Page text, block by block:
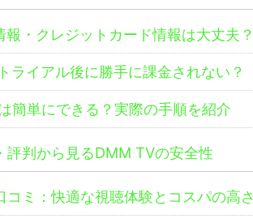
報・クレジットカード情報は大丈夫？
ライアル後に勝手に課金されない？
簡単にできる？実際の手順を紹介
評判から見るDMM TVの安全性
コミ：快適な視聴体験とコスパの高さ